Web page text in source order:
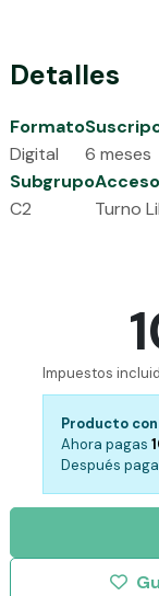
Detalles
Formato
Digital
6 meses
Subgrupo
C2
Acceso
Turno
Impuestos
Producto
Ahora pagas
Después